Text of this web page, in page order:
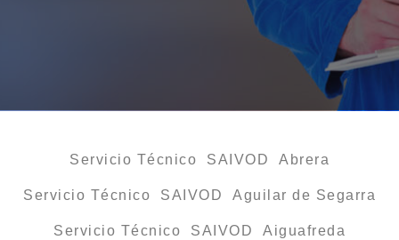
Servicio Técnico SAIVOD Abrera
Servicio Técnico SAIVOD Aguilar de Segarra
Servicio Técnico SAIVOD Aiguafreda